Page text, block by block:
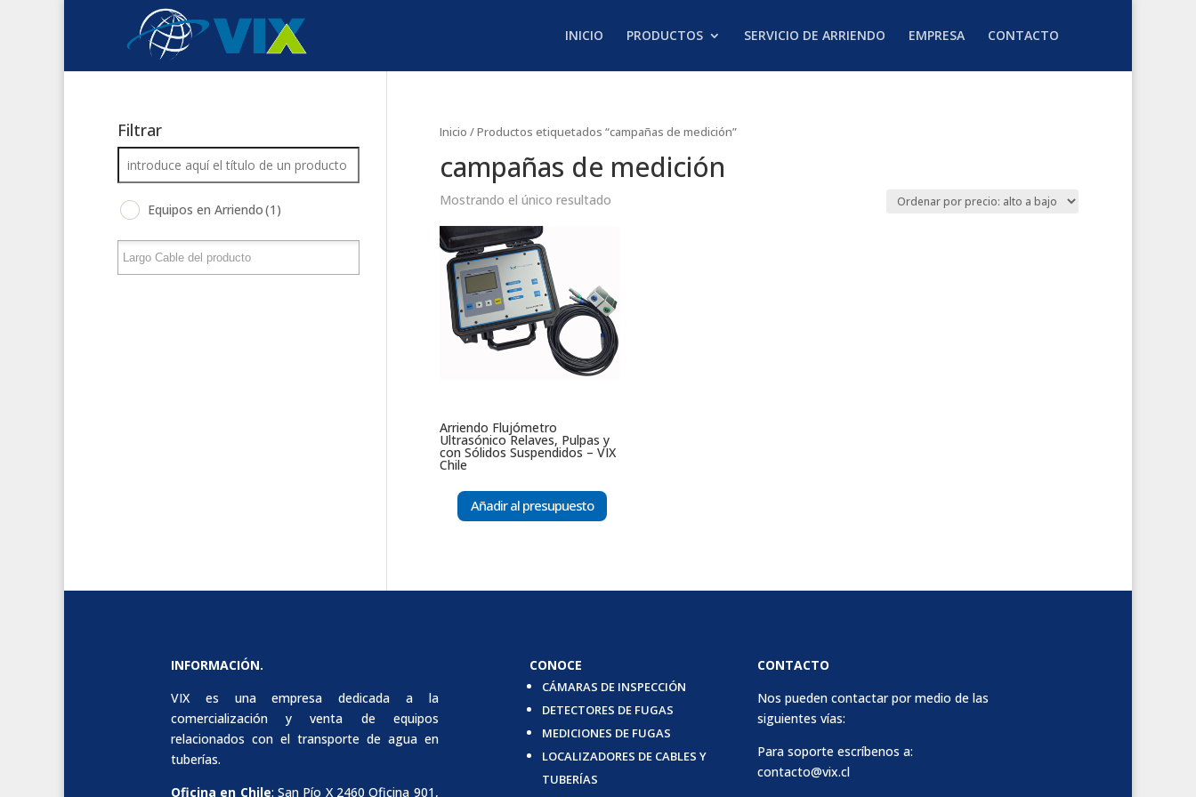
INICIO PRODUCTOS SERVICIO DE ARRIENDO EMPRESA CONTACTO
Inicio / Productos etiquetados “campañas de medición”
campañas de medición
Mostrando el único resultado
Arriendo Flujómetro
Ultrasónico Relaves, Pulpas y
con Sólidos Suspendidos – VIX
Chile
Añadir al presupuesto
Filtrar
Equipos en Arriendo(1)
INFORMACIÓN.
VIX es una empresa dedicada a la
comercialización y venta de equipos
relacionados con el transporte de agua en
tuberías.
Oficina en Chile: San Pío X 2460 Oficina 901,
CONOCE
CÁMARAS DE INSPECCIÓN
DETECTORES DE FUGAS
MEDICIONES DE FUGAS
LOCALIZADORES DE CABLES Y
TUBERÍAS
CONTACTO
Nos pueden contactar por medio de las
siguientes vías:
Para soporte escríbenos a:
contacto@vix.cl